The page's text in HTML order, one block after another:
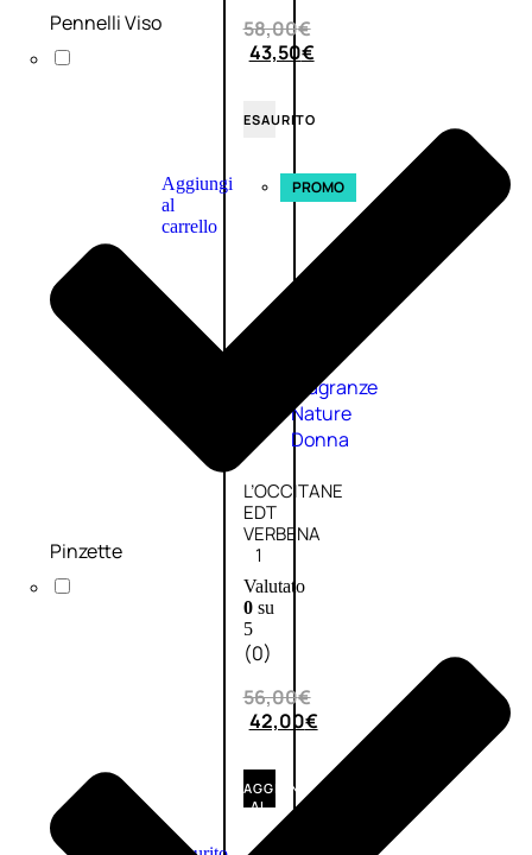
58,00€
43,50€
ESAURITO
Aggiungi
al
carrello
PROMO
Fragranze
Nature
Donna
L’OCCITANE
EDT
VERBENA
1
Valutato
0su
5
(0)
56,00€
42,00€
AGGIUNGI
AL
CARRELLO
Pennelli Viso
Pinzette